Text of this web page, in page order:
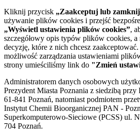
Kliknij przycisk „Zaakceptuj lub
używanie plików cookies i przejść
„Wyświetl ustawienia plików cookies”,
szczegółowy opis typów plików cookies, a
decyzję, które z nich chcesz
możliwość zarządzania ustawieniami
strony umieściliśmy link do "Zmień
Administratorem danych osobowych
Prezydent Miasta Poznania z siedzibą
61-841 Poznań, natomiast podmiotem
Instytut Chemii Bioorganicznej PAN -
Superkomputerowo-Sieciowe (PCSS) ul.
704 Poznań.